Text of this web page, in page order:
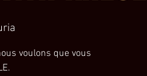
voulons que vous